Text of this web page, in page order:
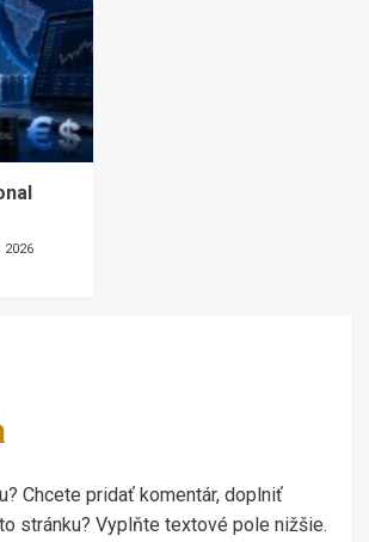
2026
Chcete pridať komentár, doplniť
stránku? Vyplňte textové pole nižšie.